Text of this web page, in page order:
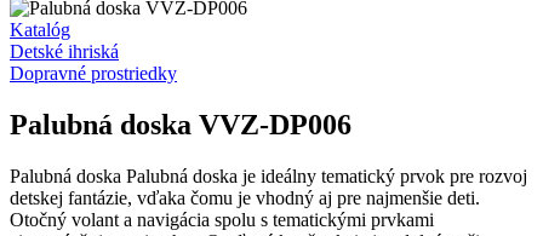
Katalóg
Detské ihriská
Dopravné prostriedky
Palubná doska VVZ-DP006
Palubná doska Palubná doska je ideálny tematický prvok pre rozvoj
detskej fantázie, vďaka čomu je vhodný aj pre najmenšie deti.
Otočný volant a navigácia spolu s tematickými prvkami